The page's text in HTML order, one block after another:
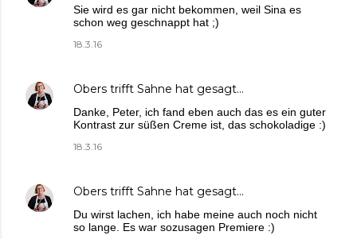
Sie wird es gar nicht bekommen, weil Sina es
schon weg geschnappt hat ;)
18.3.16
Obers trifft Sahne hat gesagt…
Danke, Peter, ich fand eben auch das es ein guter
Kontrast zur süßen Creme ist, das schokoladige :)
18.3.16
Obers trifft Sahne hat gesagt…
Du wirst lachen, ich habe meine auch noch nicht
so lange. Es war sozusagen Premiere :)